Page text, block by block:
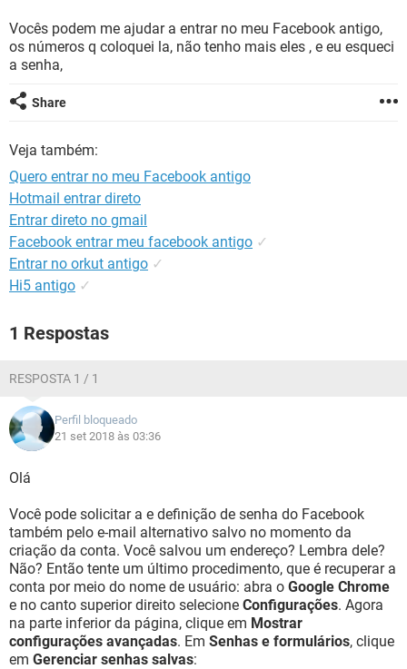
INSTAGRAM
GUIA DE COMPRAS
Vocês podem me ajudar a entrar no meu Facebook antigo,
os números q coloquei la, não tenho mais eles , e eu esqueci
a senha,
Share
Veja também:
Quero entrar no meu Facebook antigo
Hotmail entrar direto
Entrar direto no gmail
Facebook entrar meu facebook antigo ✓
Entrar no orkut antigo ✓
Hi5 antigo ✓
1 Respostas
RESPOSTA 1 / 1
Perfil bloqueado
21 set 2018 às 03:36
Olá
Você pode solicitar a e definição de senha do Facebook
também pelo e-mail alternativo salvo no momento da
criação da conta. Você salvou um endereço? Lembra dele?
Não? Então tente um último procedimento, que é recuperar a
conta por meio do nome de usuário: abra o Google Chrome
e no canto superior direito selecione Configurações. Agora
na parte inferior da página, clique em Mostrar
configurações avançadas. Em Senhas e formulários, clique
em Gerenciar senhas salvas: